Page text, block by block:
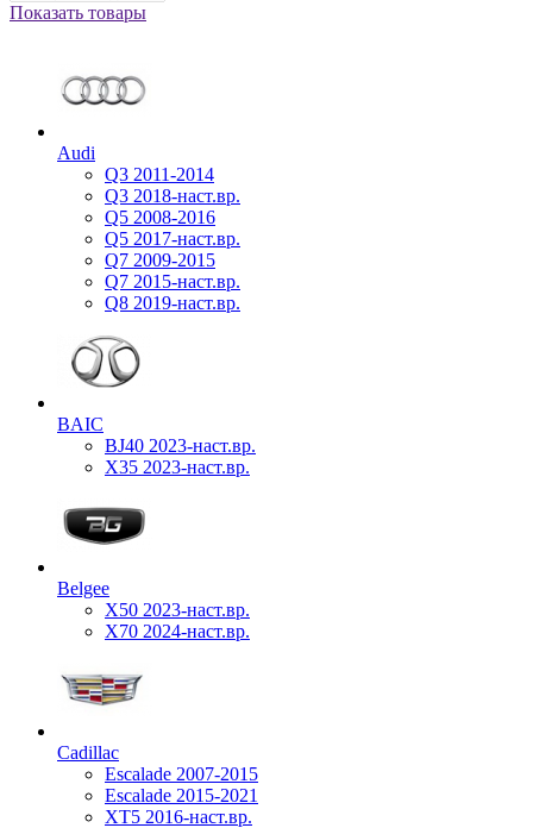
Показать товары
Audi
Q3 2011-2014
Q3 2018-наст.вр.
Q5 2008-2016
Q5 2017-наст.вр.
Q7 2009-2015
Q7 2015-наст.вр.
Q8 2019-наст.вр.
BAIC
BJ40 2023-наст.вр.
X35 2023-наст.вр.
Belgee
X50 2023-наст.вр.
X70 2024-наст.вр.
Cadillac
Escalade 2007-2015
Escalade 2015-2021
XT5 2016-наст.вр.